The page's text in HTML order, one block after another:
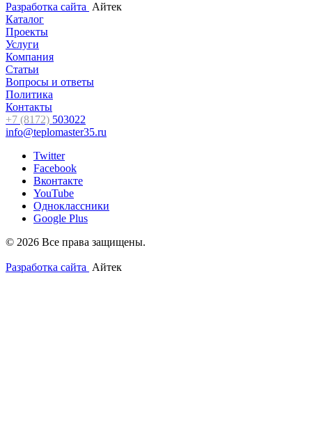
Разработка сайта Айтек
Каталог
Проекты
Услуги
Компания
Статьи
Вопросы и ответы
Политика
Контакты
+7 (8172) 503022
info@teplomaster35.ru
Twitter
Facebook
Вконтакте
YouTube
Одноклассники
Google Plus
© 2026 Все права защищены.
Разработка сайта Айтек